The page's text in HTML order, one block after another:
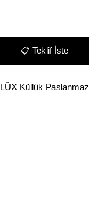
📋 Teklif İste
LÜX Küllük Paslanmaz